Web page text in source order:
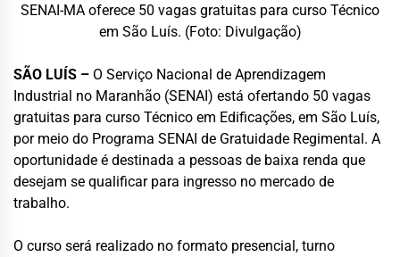
SENAI-MA oferece 50 vagas gratuitas para curso Técnico
em São Luís. (Foto: Divulgação)
SÃO LUÍS – O Serviço Nacional de Aprendizagem
Industrial no Maranhão (SENAI) está ofertando 50 vagas
gratuitas para curso Técnico em Edificações, em São Luís,
por meio do Programa SENAI de Gratuidade Regimental. A
oportunidade é destinada a pessoas de baixa renda que
desejam se qualificar para ingresso no mercado de
trabalho.
O curso será realizado no formato presencial, turno